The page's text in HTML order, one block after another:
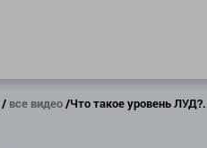
все видео Что такое уровень